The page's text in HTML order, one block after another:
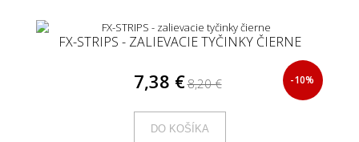
FX-STRIPS - ZALIEVACIE TYČINKY ČIERNE
7,38 €8,20 € -10%
DO KOŠÍKA